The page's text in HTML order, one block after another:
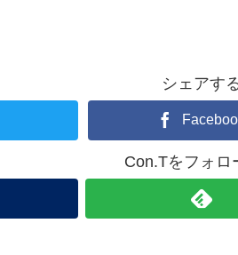
シェアす
Con.Tをフォロ